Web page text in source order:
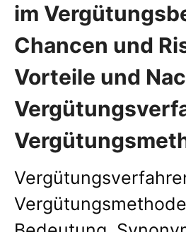
im
Chancen und
Vorteile und